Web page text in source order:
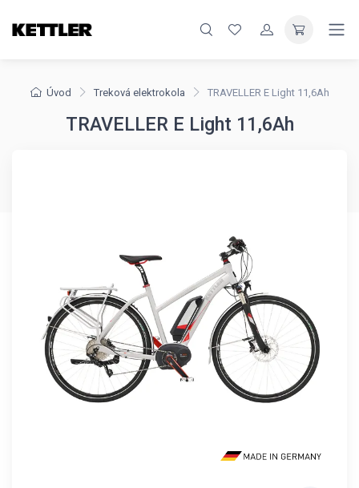
Úvod Treková elektrokola TRAVELLER E Light 11,6Ah
TRAVELLER E Light 11,6Ah